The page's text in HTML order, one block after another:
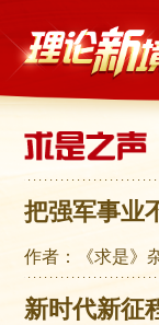
把强军事业
作者：《求是》
新时代新征